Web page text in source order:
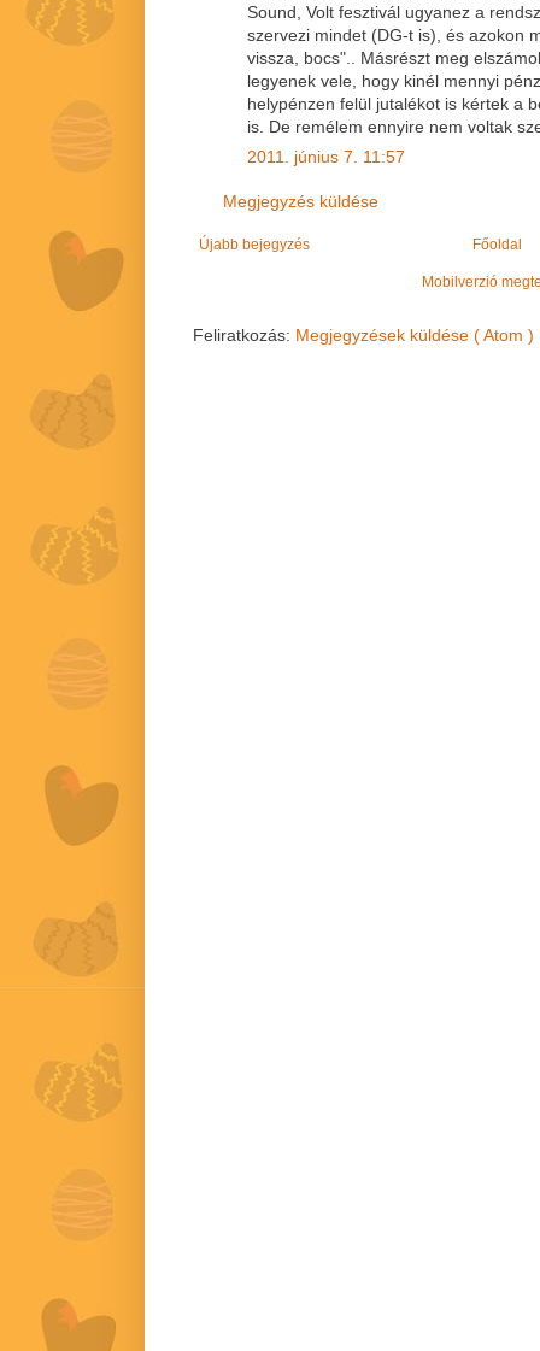
Sound, Volt fesztivál ugyanez a
szervezi mindet (DG-t is), és azokon
vissza, bocs".. Másrészt meg
legyenek vele, hogy kinél mennyi
helypénzen felül jutalékot is kértek a
is. De remélem ennyire nem voltak
2011. június 7. 11:57
Megjegyzés küldése
Újabb bejegyzés Főoldal
Mobilverzió
Feliratkozás: Megjegyzések küldése ( Atom )